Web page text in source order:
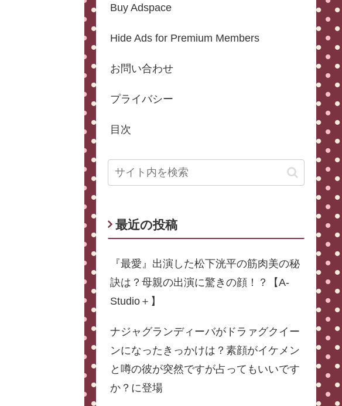
Buy Adspace
Hide Ads for Premium Members
お問い合わせ
プライバシー
目次
最近の投稿
『最愛』出演した松下洸平の筋肉美の秘
訣は？母親の出演に驚きの顔！？【A-
Studio＋】
ナジャグランディーバがドラァグクイー
ンになったきっかけは？素顔がイケメン
と噂の彼が突然ですが占ってもいいです
か？に登場